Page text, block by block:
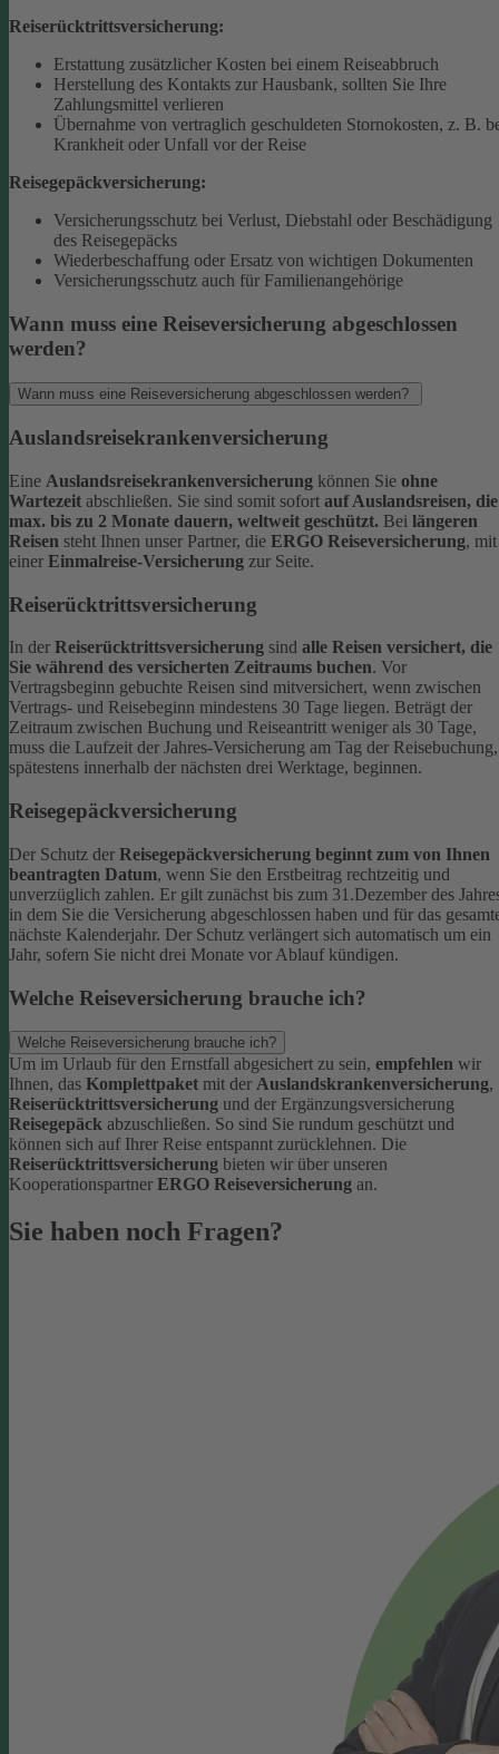
Reiserücktrittsversicherung:
Erstattung zusätzlicher Kosten bei einem Reiseabbruch
Herstellung des Kontakts zur Hausbank, sollten Sie Ihre
Zahlungsmittel verlieren
Übernahme von vertraglich geschuldeten Stornokosten, z. B.
Krankheit oder Unfall vor der Reise
Reisegepäckversicherung:
Versicherungsschutz bei Verlust, Diebstahl oder Beschädigung
des Reisegepäcks
Wiederbeschaffung oder Ersatz von wichtigen Dokumenten
Versicherungsschutz auch für Familienangehörige
Wann muss eine Reiseversicherung abgeschlossen
werden?
Wann muss eine Reiseversicherung abgeschlossen werden?
Auslandsreisekrankenversicherung
Eine Auslandsreisekrankenversicherung können Sie ohne
Wartezeit abschließen. Sie sind somit sofort auf Auslandsreisen, die
max. bis zu 2 Monate dauern, weltweit geschützt. Bei längeren
Reisen steht Ihnen unser Partner, die ERGO Reiseversicherung, mit
einer Einmalreise-Versicherung zur Seite.
Reiserücktrittsversicherung
In der Reiserücktrittsversicherung sind alle Reisen versichert, die
Sie während des versicherten Zeitraums buchen. Vor
Vertragsbeginn gebuchte Reisen sind mitversichert, wenn zwischen
Vertrags- und Reisebeginn mindestens 30 Tage liegen. Beträgt der
Zeitraum zwischen Buchung und Reiseantritt weniger als 30 Tage,
muss die Laufzeit der Jahres-Versicherung am Tag der Reisebuchung,
spätestens innerhalb der nächsten drei Werktage, beginnen.
Reisegepäckversicherung
Der Schutz der Reisegepäckversicherung beginnt zum von Ihnen
beantragten Datum, wenn Sie den Erstbeitrag rechtzeitig und
unverzüglich zahlen. Er gilt zunächst bis zum 31.Dezember des
in dem Sie die Versicherung abgeschlossen haben und für das
nächste Kalenderjahr. Der Schutz verlängert sich automatisch um ein
Jahr, sofern Sie nicht drei Monate vor Ablauf kündigen.
Welche Reiseversicherung brauche ich?
Welche Reiseversicherung brauche ich?
Um im Urlaub für den Ernstfall abgesichert zu sein, empfehlen wir
Ihnen, das Komplettpaket mit der Auslandskrankenversicherung,
Reiserücktrittsversicherung und der Ergänzungsversicherung
Reisegepäck abzuschließen. So sind Sie rundum geschützt und
können sich auf Ihrer Reise entspannt zurücklehnen. Die
Reiserücktrittsversicherung bieten wir über unseren
Kooperationspartner ERGO Reiseversicherung an.
Sie haben noch Fragen?